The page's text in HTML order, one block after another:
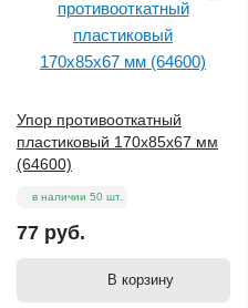
Упор противооткатный
пластиковый 170х85х67 мм
(64600)
в наличии 50 шт.
77 руб.
В корзину